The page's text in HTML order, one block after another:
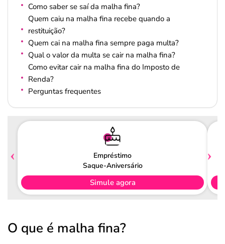
Como saber se saí da malha fina?
Quem caiu na malha fina recebe quando a
restituição?
Quem cai na malha fina sempre paga multa?
Qual o valor da multa se cair na malha fina?
Como evitar cair na malha fina do Imposto de
Renda?
Perguntas frequentes
Empréstimo
Saque-Aniversário
Simule agora
O que é malha fina?